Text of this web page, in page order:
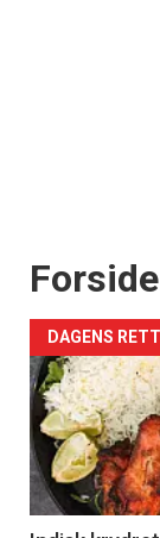
DAGENS RETT